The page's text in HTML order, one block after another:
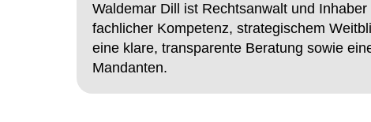
Waldemar Dill ist Rechtsanwalt und
fachlicher Kompetenz, strategischem
eine klare, transparente Beratung sowie
Mandanten.